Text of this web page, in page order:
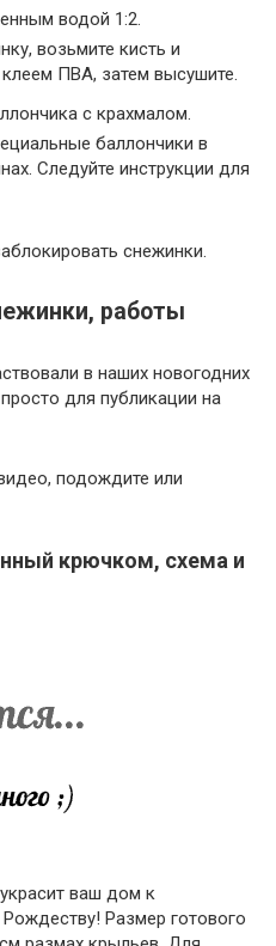
водой 1:2.
возьмите кисть и
ПВА, затем высушите.
с крахмалом.
баллончики в
Следуйте инструкции для
снежинки.
работы
в наших новогодних
для публикации на
подождите или
крючком, схема и
ваш дом к
Размер готового